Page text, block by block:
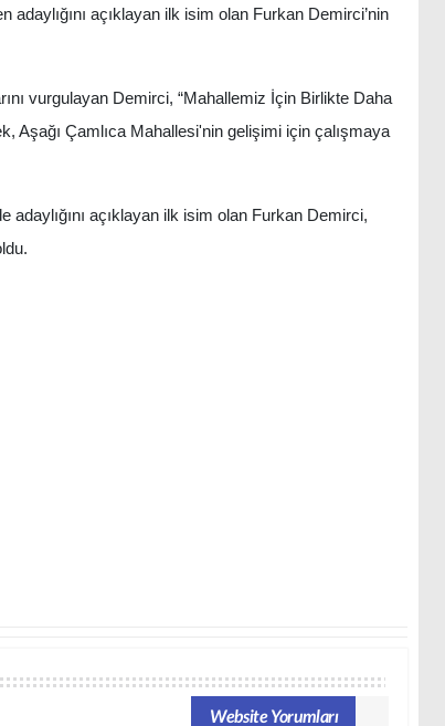
açıklayan ilk isim olan Furkan Demirci’nin
vurgulayan Demirci, “Mahallemiz İçin Birlikte Daha
Aşağı Çamlıca Mahallesi'nin gelişimi için çalışmaya
adaylığını açıklayan ilk isim olan Furkan Demirci,
Website Yorumları